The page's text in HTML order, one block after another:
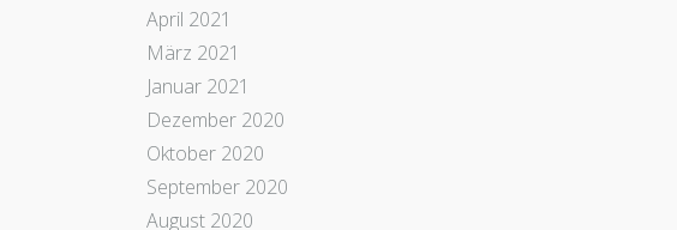
April 2021
März 2021
Januar 2021
Dezember 2020
Oktober 2020
September 2020
August 2020